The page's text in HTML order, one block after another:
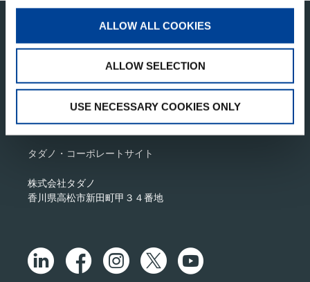
ALLOW ALL COOKIES
ALLOW SELECTION
USE NECESSARY COOKIES ONLY
このページの先頭へ
タダノ・コーポレートサイト
株式会社タダノ
香川県高松市新田町甲３４番地